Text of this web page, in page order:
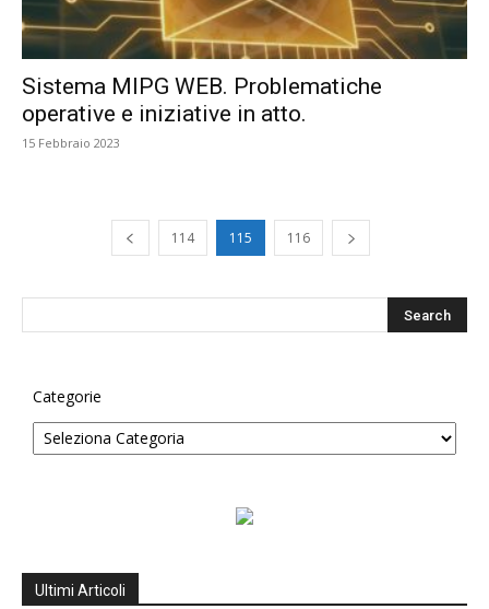
Sistema MIPG WEB. Problematiche
operative e iniziative in atto.
15 Febbraio 2023
114 115 116
Categorie
Ultimi Articoli